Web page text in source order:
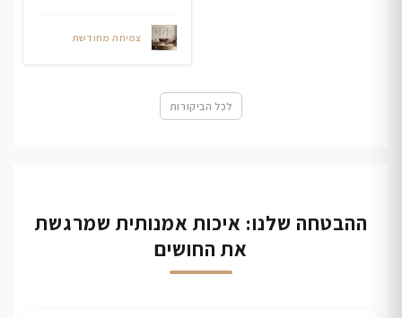
צמיחה מחודשת
לכל הביקורות
ההבטחה שלנו: איכות אמנותית שמרגשת
את החושים